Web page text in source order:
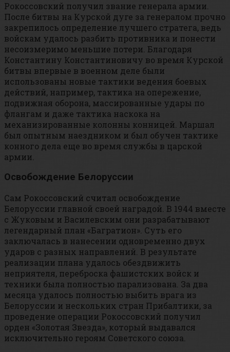
Рокоссовский получил звание генерала армии.
После битвы на Курской дуге за генералом прочно
закрепилось определение лучшего стратега, ведь
войскам удалось разбить противника и понести
несоизмеримо меньшие потери. Благодаря
Константину Константиновичу во время Курской
битвы впервые в военном деле были
использованы новые тактики ведения боевых
действий, например, тактика на опережение,
подвижная оборона, массированные удары по
флангам и даже тактика наскока на
механизированные колонны конницей. Маршал
был опытным наездником и был обучен тактике
конного дела еще во время службы в царской
армии.
Освобождение Белоруссии
Сам Рокоссовский считал освобождение
Белоруссии главной своей наградой. В 1944 вместе
с Жуковым и Василевским они разрабатывают
легендарный план «Багратион». Суть его
заключалась в нанесении одновременно двух
ударов с разных направлений. В результате
реализации плана удалось обездвижить
неприятеля, переброска фашистских войск и
техники была полностью парализована. За два
месяца удалось полностью выбить врага из
Белоруссии и нескольких стран Прибалтики, за
проведение операции Рокоссовский получил
орден «Золотая Звезда», который выдавался
исключительно героям Советского союза.